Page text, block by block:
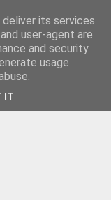
its services
user-agent are
and security
usage
IT